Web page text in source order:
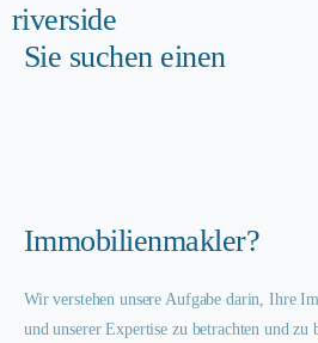
Sie suchen einen
Immobilienmakler?
Wir verstehen unsere Aufgabe darin, Ihre
und unserer Expertise zu betrachten und zu
riverside